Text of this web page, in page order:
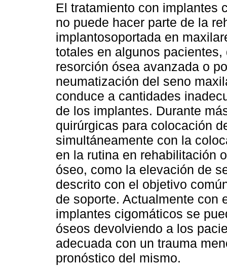
El tratamiento con implantes
no puede hacer parte de la
implantosoportada en
totales en algunos pacientes,
resorción ósea avanzada o
neumatización del seno
conduce a cantidades
de los implantes. Durante
quirúrgicas para colocación
simultáneamente con la
en la rutina en rehabilitación
óseo, como la elevación de
descrito con el objetivo
de soporte. Actualmente con
implantes cigomáticos se
óseos devolviendo a los
adecuada con un trauma
pronóstico del mismo.